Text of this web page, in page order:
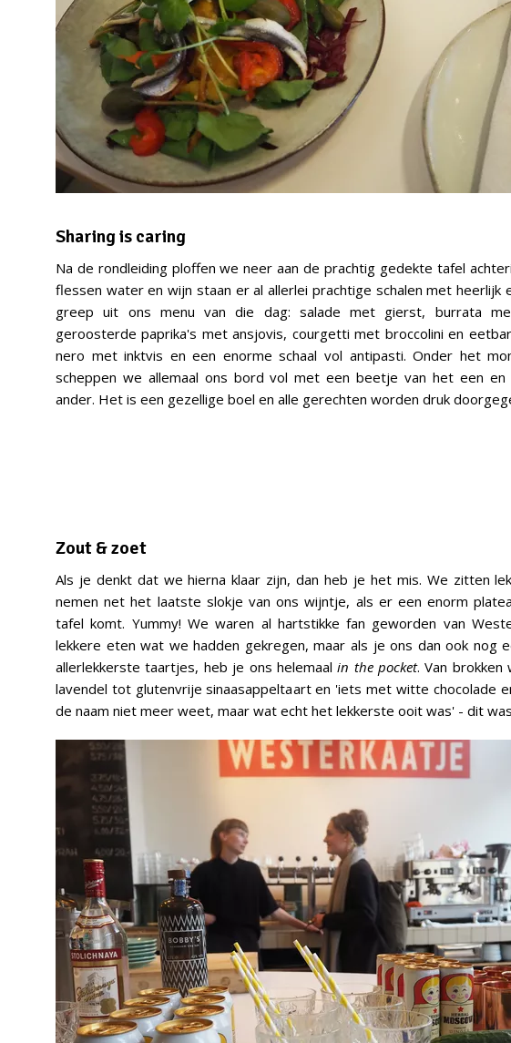
Sharing is caring
Na de rondleiding ploffen we neer aan de prachtig gedekte tafel
flessen water en wijn staan er al allerlei prachtige schalen met heerlijk
greep uit ons menu van die dag: salade met gierst, burrata met
geroosterde paprika's met ansjovis, courgetti met broccolini en
nero met inktvis en een enorme schaal vol antipasti. Onder het
scheppen we allemaal ons bord vol met een beetje van het een
ander. Het is een gezellige boel en alle gerechten worden druk
Zout & zoet
Als je denkt dat we hierna klaar zijn, dan heb je het mis. We zitten
nemen net het laatste slokje van ons wijntje, als er een enorm
tafel komt. Yummy! We waren al hartstikke fan geworden van
lekkere eten wat we hadden gekregen, maar als je ons dan ook nog
allerlekkerste taartjes, heb je ons helemaalin the pocket. Van
lavendel tot glutenvrije sinaasappeltaart en 'iets met witte chocolade
de naam niet meer weet, maar wat echt het lekkerste ooit was' - dit